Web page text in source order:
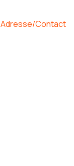
Adresse/Contact